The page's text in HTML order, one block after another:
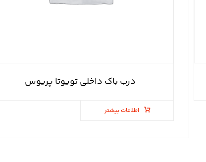
درب باک داخلی تویوتا پریوس
اطلاعات بیشتر